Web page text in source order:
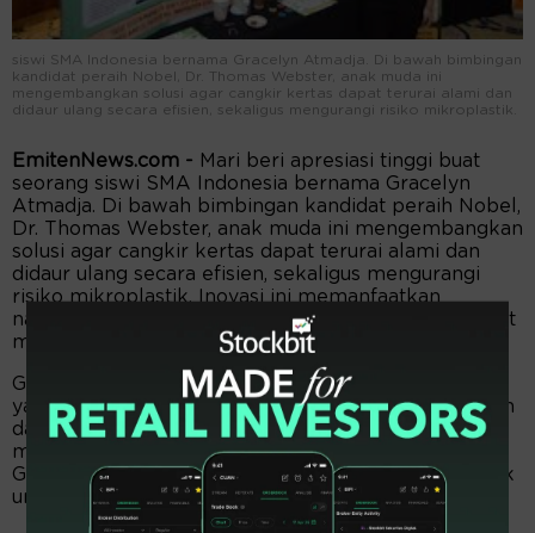
siswi SMA Indonesia bernama Gracelyn Atmadja. Di bawah bimbingan
kandidat peraih Nobel, Dr. Thomas Webster, anak muda ini
mengembangkan solusi agar cangkir kertas dapat terurai alami dan
didaur ulang secara efisien, sekaligus mengurangi risiko mikroplastik.
EmitenNews.com - Mari beri apresiasi tinggi buat
seorang siswi SMA Indonesia bernama Gracelyn
Atmadja. Di bawah bimbingan kandidat peraih Nobel,
Dr. Thomas Webster, anak muda ini mengembangkan
solusi agar cangkir kertas dapat terurai alami dan
didaur ulang secara efisien, sekaligus mengurangi
risiko mikroplastik. Inovasi ini memanfaatkan
nanopartikel besi (Iron (II) oxide) yang memiliki sifat
magnetik dan luas permukaan tinggi.
Gracelyn Atmadja menghadirkan sebuah terobosan
yang mencerminkan kepedulian terhadap kesehatan
dan kelestarian lingkungan. Melalui riset ilmiah yang
matang dan bimbingan dari ilmuwan kelas dunia,
Gracelyn mengembangkan lapisan pengganti plastik
untuk cangkir kopi kertas.